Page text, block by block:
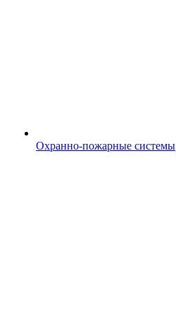
Охранно-пожарные системы